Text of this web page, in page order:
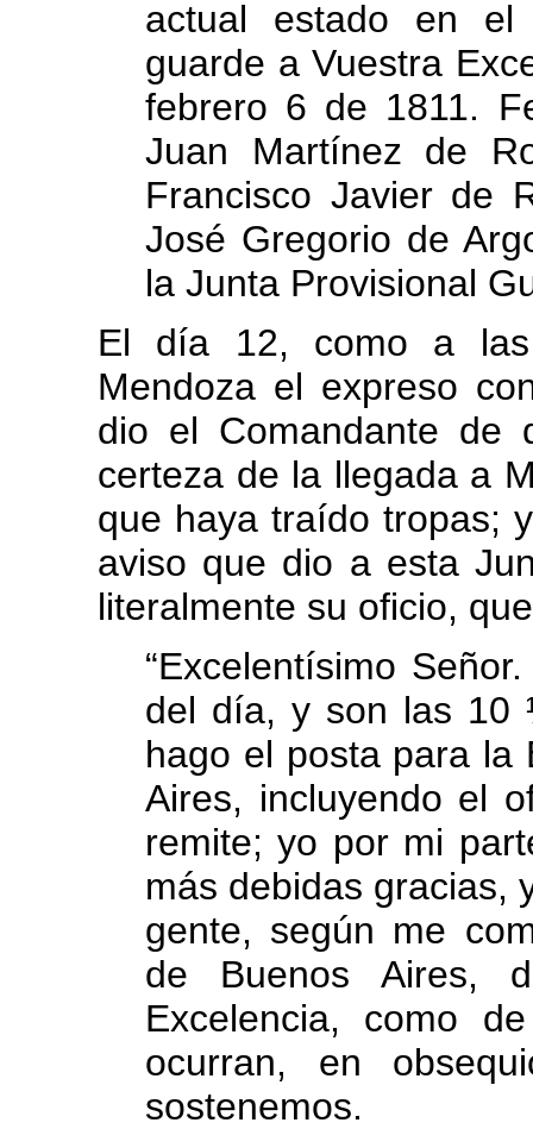
actual estado en
guarde a Vuestra
febrero 6 de 1811.
Juan Martínez de
Francisco Javier de
José Gregorio de
la Junta Provisional
El día 12, como a
Mendoza el expreso
dio el Comandante de
certeza de la llegada a
que haya traído tropas;
aviso que dio a esta
literalmente su oficio,
“Excelentísimo
del día, y son las 10
hago el posta para la
Aires, incluyendo el
remite; yo por mi
más debidas gracias,
gente, según me
de Buenos Aires,
Excelencia, como
ocurran, en
sostenemos.